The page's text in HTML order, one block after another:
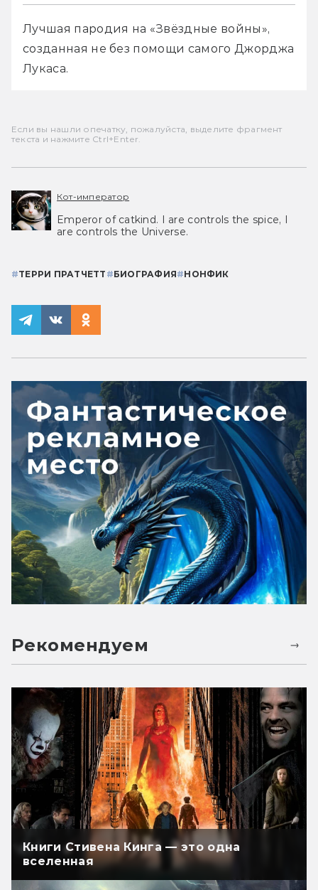
Лучшая пародия на «Звёздные войны»,
созданная не без помощи самого Джорджа
Лукаса.
Если вы нашли опечатку, пожалуйста, выделите фрагмент
текста и нажмите Ctrl+Enter.
Кот-император
Emperor of catkind. I are controls the spice, I
are controls the Universe.
#ТЕРРИ ПРАТЧЕТТ #БИОГРАФИЯ#НОНФИК
Рекомендуем
Книги Стивена Кинга — это одна
вселенная